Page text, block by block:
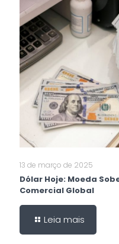
13 de março de 2025
Dólar Hoje: Moeda
Comercial Global
Leia mais